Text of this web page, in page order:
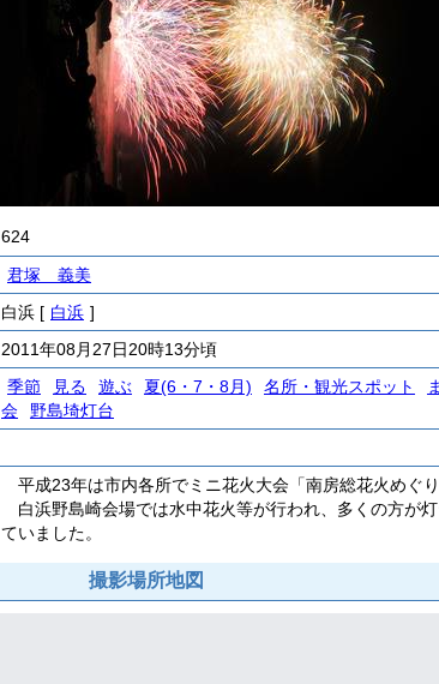
624
君塚 義美
白浜 [ 白浜 ]
2011年08月27日20時13分頃
季節 見る 遊ぶ 夏(6・7・8月) 名所・観光スポット
会
野島埼灯台
平成23年は市内各所でミニ花火大会「南房総花火めぐり
白浜野島崎会場では水中花火等が行われ、多くの方が
ていました。
撮影場所地図